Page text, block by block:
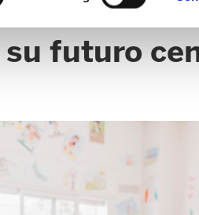
futuro